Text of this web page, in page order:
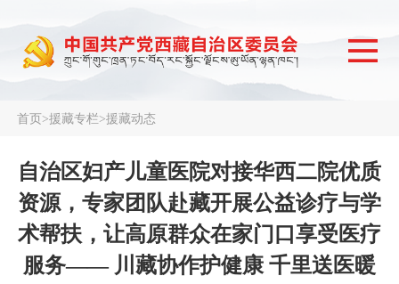
首页>援藏专栏>援藏动态
自治区妇产儿童医院对接华西二院优质
资源，专家团队赴藏开展公益诊疗与学
术帮扶，让高原群众在家门口享受医疗
服务—— 川藏协作护健康 千里送医暖